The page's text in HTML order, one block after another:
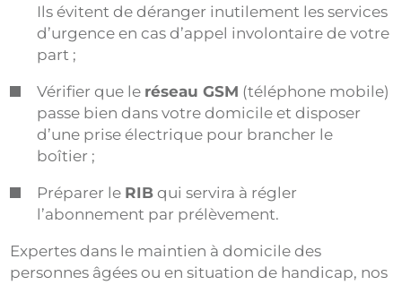
Ils évitent de déranger inutilement les services
d’urgence en cas d’appel involontaire de votre
part ;
Vérifier que le réseau GSM (téléphone mobile)
passe bien dans votre domicile et disposer
d’une prise électrique pour brancher le
boîtier ;
Préparer le RIB qui servira à régler
l’abonnement par prélèvement.
Expertes dans le maintien à domicile des
personnes âgées ou en situation de handicap, nos